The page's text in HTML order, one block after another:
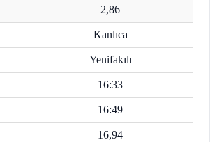
2,86
Kanlıca
Yenifakılı
16:33
16:49
16,94